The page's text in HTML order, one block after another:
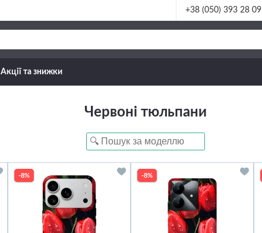
+38 (050) 393 28 09
Акції та знижки
Червоні тюльпани
-8% -8%